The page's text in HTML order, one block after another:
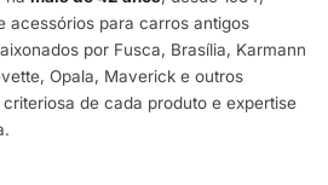
acessórios para carros antigos
por Fusca, Brasília, Karmann
Opala, Maverick e outros
de cada produto e expertise